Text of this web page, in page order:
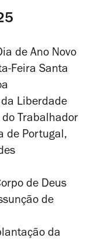
de Ano Novo
Feira Santa
Liberdade
Trabalhador
de Portugal,
de Deus
de
da